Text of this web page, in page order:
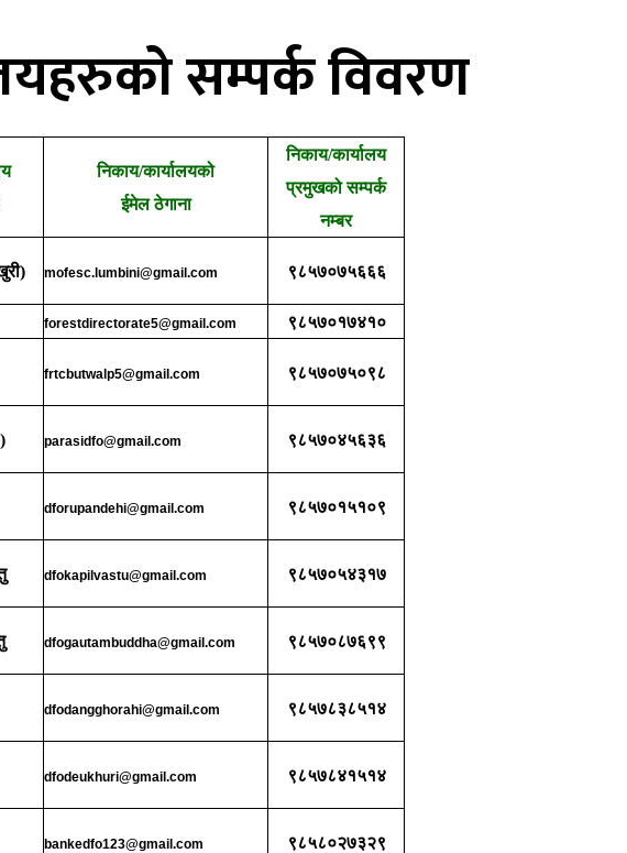
सम्पर्क विवरण
निकाय/कार्यालयको
ईमेल ठेगाना
निकाय/कार्यालय
प्रमुखको सम्पर्क
नम्बर
mofesc.lumbini@gmail.com ९८५७०७५६६६
forestdirectorate5@gmail.com ९८५७०१७४१०
frtcbutwalp5@gmail.com ९८५७०७५०९८
parasidfo@gmail.com ९८५७०४५६३६
dforupandehi@gmail.com ९८५७०१५१०९
dfokapilvastu@gmail.com ९८५७०५४३१७
dfogautambuddha@gmail.com ९८५७०८७६९९
dfodangghorahi@gmail.com ९८५७८३८५१४
dfodeukhuri@gmail.com ९८५७८४१५१४
bankedfo123@gmail.com ९८५८०२७३२९